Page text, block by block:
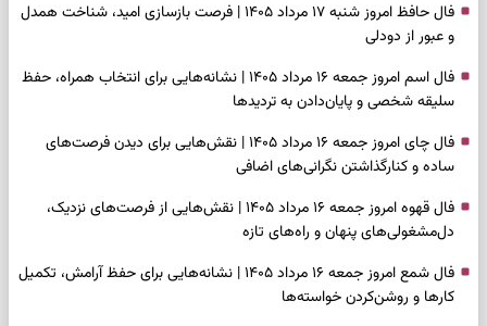
فال حافظ امروز شنبه ۱۷ مرداد ۱۴۰۵ | فرصت بازسازی امید، شناخت همدل
و عبور از دودلی
فال اسم امروز جمعه ۱۶ مرداد ۱۴۰۵ | نشانه‌هایی برای انتخاب همراه، حفظ
سلیقه شخصی و پایان‌دادن به تردیدها
فال چای امروز جمعه ۱۶ مرداد ۱۴۰۵ | نقش‌هایی برای دیدن فرصت‌های
ساده و کنارگذاشتن نگرانی‌های اضافی
فال قهوه امروز جمعه ۱۶ مرداد ۱۴۰۵ | نقش‌هایی از فرصت‌های نزدیک،
دل‌مشغولی‌های پنهان و راه‌های تازه
فال شمع امروز جمعه ۱۶ مرداد ۱۴۰۵ | نشانه‌هایی برای حفظ آرامش، تکمیل
کارها و روشن‌کردن خواسته‌ها